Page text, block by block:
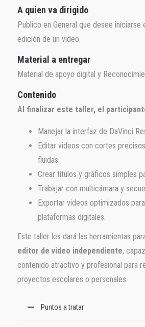
A quien va dirigido
Publico en General que desee iniciarse
edición de un video.
Material a entregar
Material de apoyo digital y
Contenido
Al finalizar este taller, el
Manejar la interfaz de DaVinci
Editar videos con cortes
fluidas.
Crear títulos y gráficos simples
Trabajar con multicámara y
Exportar videos optimizados
plataformas digitales.
Este taller les dará las herramientas
editor de video independiente,
contenido atractivo y profesional para
proyectos escolares o personales.
Puntos a tratar